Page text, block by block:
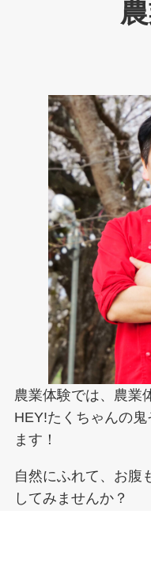
農業体験では、農業
HEY!たくちゃんの
ます！
自然にふれて、お腹
してみませんか？